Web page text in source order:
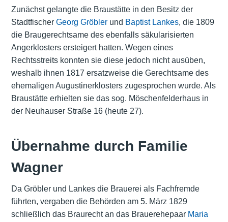
Zunächst gelangte die Braustätte in den Besitz der
Stadtfischer Georg Gröblerund Baptist Lankes, die 1809
die Braugerechtsame des ebenfalls säkularisierten
Angerklosters ersteigert hatten. Wegen eines
Rechtsstreits konnten sie diese jedoch nicht ausüben,
weshalb ihnen 1817 ersatzweise die Gerechtsame des
ehemaligen Augustinerklosters zugesprochen wurde. Als
Braustätte erhielten sie das sog. Möschenfelderhaus in
der Neuhauser Straße 16 (heute 27).
Übernahme durch Familie
Wagner
Da Gröbler und Lankes die Brauerei als Fachfremde
führten, vergaben die Behörden am 5. März 1829
schließlich das Braurecht an das Brauerehepaar Maria